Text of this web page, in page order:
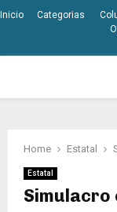
Inicio Categorias
Home Estatal
Estatal
Simulacro